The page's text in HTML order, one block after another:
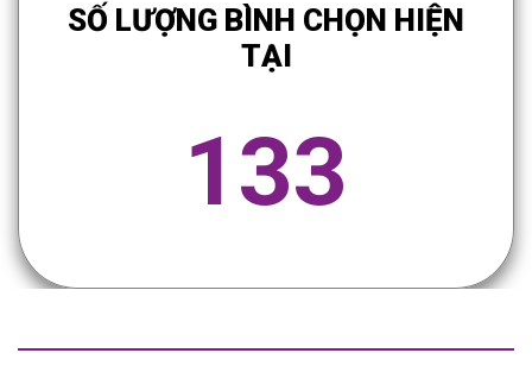
SỐ LƯỢNG BÌNH CHỌN HIỆN
TẠI
133